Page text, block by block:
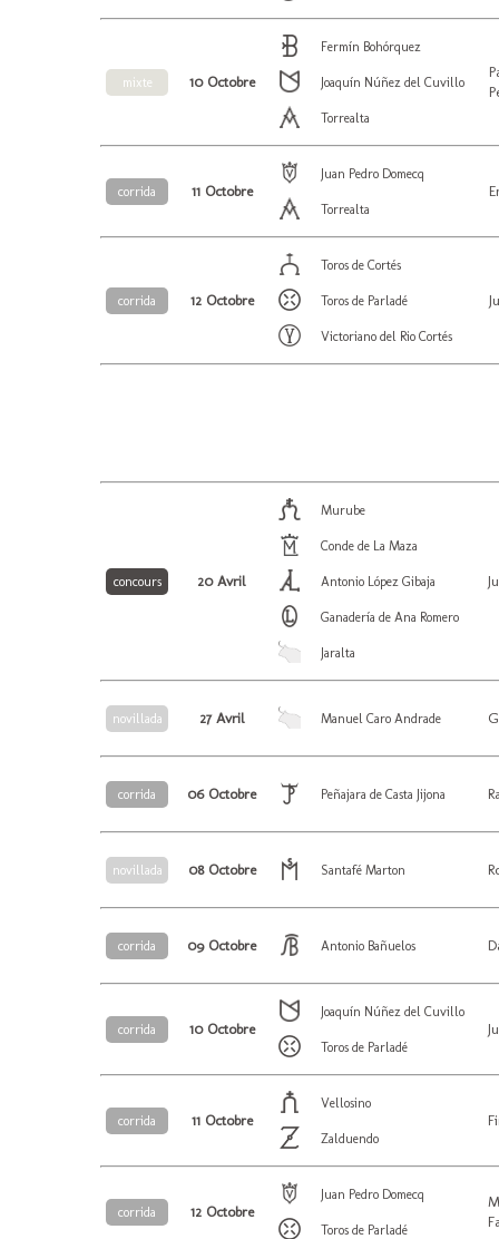
mixte 10 Octobre
Fermín Bohórquez
Joaquín Núñez del Cuvillo
Torrealta
corrida 11 Octobre
Juan Pedro Domecq
Torrealta
corrida 12 Octobre
Toros de Cortés
Toros de Parladé
Victoriano del Rio Cortés
concours 20 Avril
Murube
Conde de La Maza
Antonio López Gibaja
Ganadería de Ana Romero
Jaralta
novillada 27 Avril Manuel Caro Andrade
corrida 06 Octobre Peñajara de Casta Jijona
novillada 08 Octobre Santafé Marton
corrida 09 Octobre Antonio Bañuelos
corrida 10 Octobre
Joaquín Núñez del Cuvillo
Toros de Parladé
corrida 11 Octobre
Vellosino
Zalduendo
corrida 12 Octobre
Juan Pedro Domecq
Toros de Parladé